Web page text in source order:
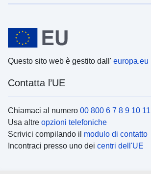
Questo sito web è gestito dall' europa.eu
Contatta l’UE
Chiamaci al numero 00 800 6 7 8 9 10 11
Usa altre opzioni telefoniche
Scrivici compilando il modulo di contatto
Incontraci presso uno dei centri dell'UE